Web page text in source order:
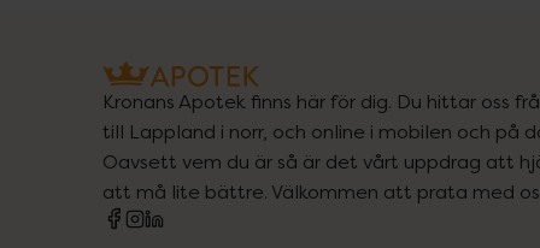
Kronans Apotek finns här för dig. Du hittar oss
till Lappland i norr, och online i mobilen och på
Oavsett vem du är så är det vårt uppdrag att
att må lite bättre. Välkommen att prata med